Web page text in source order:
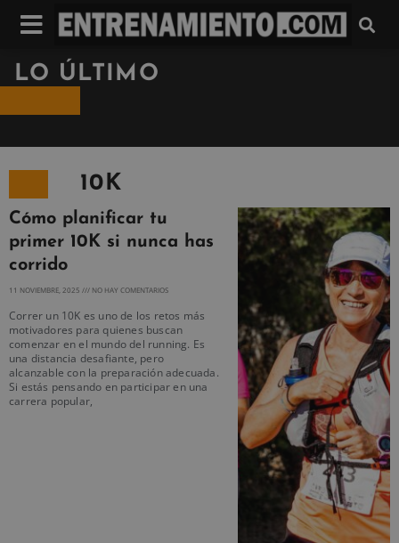
LO ÚLTIMO
10K
Cómo planificar tu
primer 10K si nunca has
corrido
11 NOVIEMBRE, 2025 NO HAY COMENTARIOS
Correr un 10K es uno de los retos más
motivadores para quienes buscan
comenzar en el mundo del running. Es
una distancia desafiante, pero
alcanzable con la preparación adecuada.
Si estás pensando en participar en una
carrera popular,